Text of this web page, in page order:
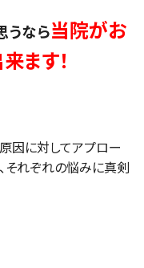
うなら当院がお
ます！
因に対してアプロー
それぞれの悩みに真剣